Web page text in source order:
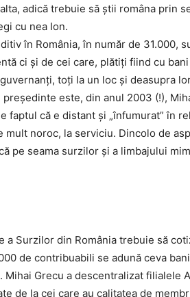
adică trebuie să ştii româna prin
cu nea Ion.
în România, în număr de 31.000,
ci şi de cei care, plătiţi fiind cu
toţi la un loc şi deasupra
este, din anul 2003 (!),
faptul că e distant şi „înfumurat” în
mult noroc, la serviciu. Dincolo de
pe seama surzilor şi a limbajului
a Surzilor din România trebuie să
de contribuabili se adună ceva
Grecu a descentralizat filialele
de la cei care au calitatea de